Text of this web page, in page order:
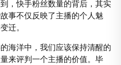
，快手粉丝数量的背后，其实
事不仅反映了主播的个人魅
迁。
海洋中，我们应该保持清醒的
来评判一个主播的价值。毕